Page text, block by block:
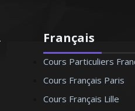
Français
Cours Particuliers
Cours Français Paris
Cours Français Lille